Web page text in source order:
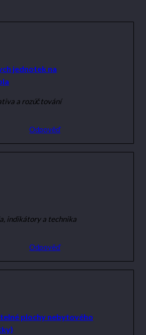
jednotek na
a rozúčtování
Odpověď
indikátory a technika
Odpověď
plochy nebytového